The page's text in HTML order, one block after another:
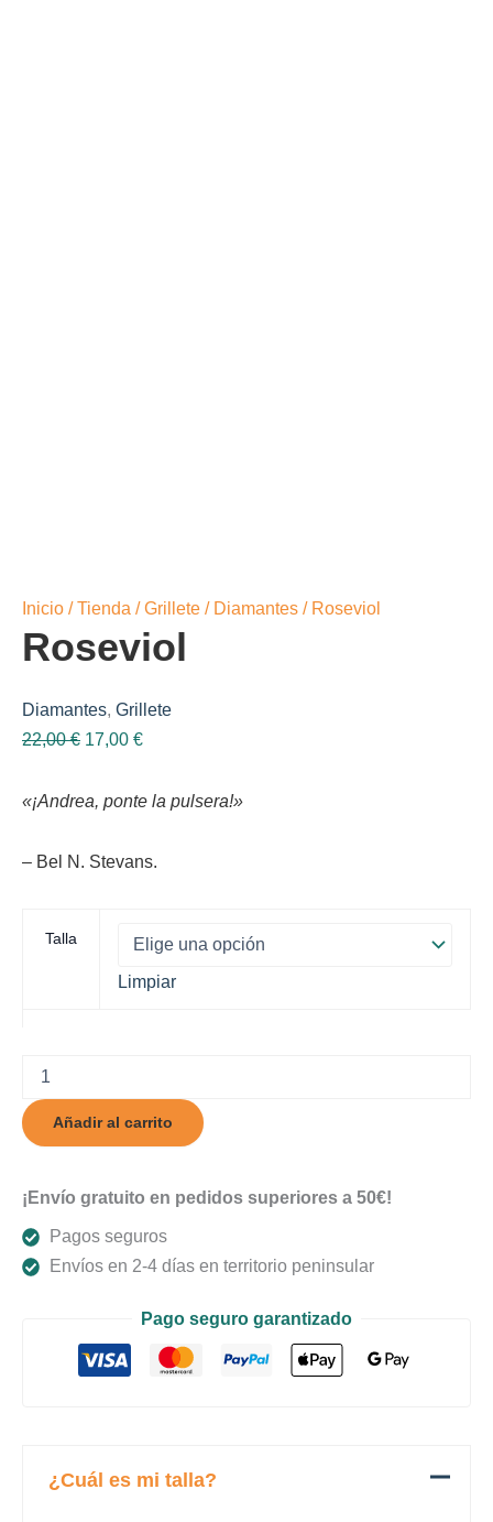
Inicio /Tienda /Grillete / Diamantes / Roseviol
Roseviol
Diamantes, Grillete
22,00€ El
original
22,00 €.
17,00 €El
actual
17,00 €.
«¡Andrea, ponte la pulsera!»
– Bel N. Stevans.
Talla
Limpiar
cantidad
Añadir al carrito
¡Envío gratuito en pedidos superiores a 50€!
Pagos seguros
Envíos en 2-4 días en territorio peninsular
Pago seguro garantizado
¿Cuál es mi talla?